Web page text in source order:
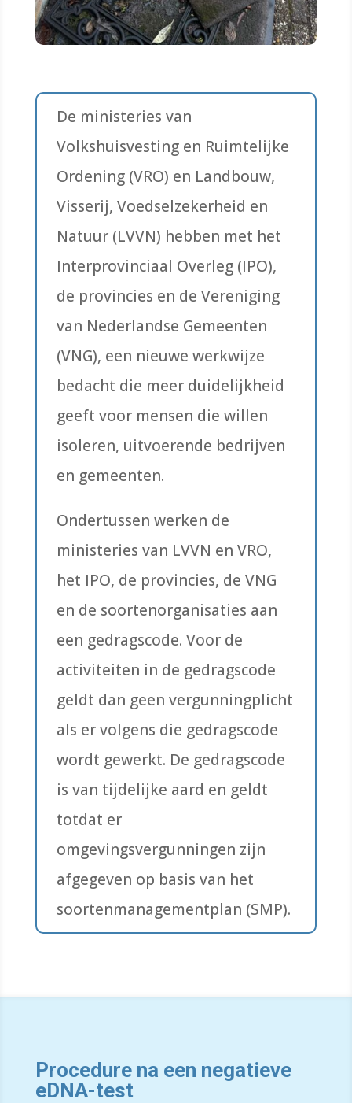
De ministeries van
Volkshuisvesting en Ruimtelijke
Ordening (VRO) en Landbouw,
Visserij, Voedselzekerheid en
Natuur (LVVN) hebben met het
Interprovinciaal Overleg (IPO),
de provincies en de Vereniging
van Nederlandse Gemeenten
(VNG), een nieuwe werkwijze
bedacht die meer duidelijkheid
geeft voor mensen die willen
isoleren, uitvoerende bedrijven
en gemeenten.
Ondertussen werken de
ministeries van LVVN en VRO,
het IPO, de provincies, de VNG
en de soortenorganisaties aan
een gedragscode. Voor de
activiteiten in de gedragscode
geldt dan geen vergunningplicht
als er volgens die gedragscode
wordt gewerkt. De gedragscode
is van tijdelijke aard en geldt
totdat er
omgevingsvergunningen zijn
afgegeven op basis van het
soortenmanagementplan (SMP).
Procedure na een negatieve
eDNA-test